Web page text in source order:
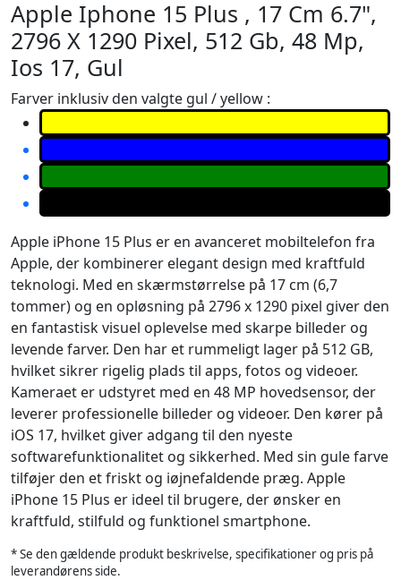
Apple Iphone 15 Plus , 17 Cm 6.7",
2796 X 1290 Pixel, 512 Gb, 48 Mp,
Ios 17, Gul
Farver inklusiv den valgte gul / yellow :
Apple iPhone 15 Plus er en avanceret mobiltelefon fra
Apple, der kombinerer elegant design med kraftfuld
teknologi. Med en skærmstørrelse på 17 cm (6,7
tommer) og en opløsning på 2796 x 1290 pixel giver den
en fantastisk visuel oplevelse med skarpe billeder og
levende farver. Den har et rummeligt lager på 512 GB,
hvilket sikrer rigelig plads til apps, fotos og videoer.
Kameraet er udstyret med en 48 MP hovedsensor, der
leverer professionelle billeder og videoer. Den kører på
iOS 17, hvilket giver adgang til den nyeste
softwarefunktionalitet og sikkerhed. Med sin gule farve
tilføjer den et friskt og iøjnefaldende præg. Apple
iPhone 15 Plus er ideel til brugere, der ønsker en
kraftfuld, stilfuld og funktionel smartphone.
* Se den gældende produkt beskrivelse, specifikationer og pris på
leverandørens side.